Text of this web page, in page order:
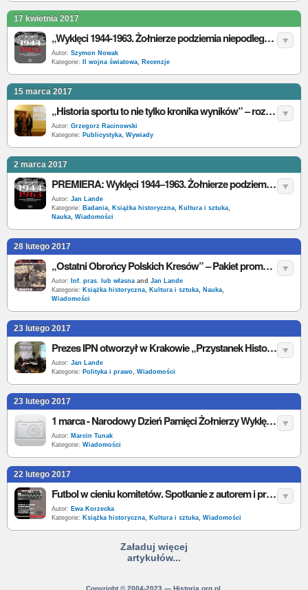
17 kwietnia 2017
„Wyklęci 1944-1963. Żołnierze podziemia niepodległościowego w latach 1944-1963” – pod red. K. Krajewskiego i T. Łabuszewskiego – recenzja
Autor: Szymon Nowak
Kategorie:
II wojna światowa, Recenzje
15 marca 2017
„Historia sportu to nie tylko kronika wyników” – rozmowa z Ryszardem Stefanikiem
Autor: Grzegorz Racinowski
Kategorie: Publicystyka, Wywiady
2 marca 2017
PREMIERA: Wyklęci 1944–1963. Żołnierze podziemia niepodległościowego w latach 1944–1963
Autor: Jan Lande
Kategorie: Badania, Książka historyczna, Kultura i sztuka,
Nauka, Wiadomości
28 lutego 2017
„Ostatni Obrońcy Polskich Kresów” – Pakiet promocyjny IPN wydany w związku z Narodowym Dniem Pamięci Żołnierzy Wyklętych
Autor: Inf. pras. lub własna and Jan Lande
Kategorie: Książka historyczna, Kultura i sztuka, Nauka,
Wiadomości
23 lutego 2017
Prezes IPN otworzył w Krakowie „Przystanek Historia”
Autor: Jan Lande
Kategorie: Polityka i prawo, Wiadomości
23 lutego 2017
1 marca - Narodowy Dzień Pamięci Żołnierzy Wyklętych. Sprawdź jak będzie obchodzony w Twoim mieście
Autor: Marcin Tunak
Kategorie: Wiadomości
22 lutego 2017
Futbol w cieniu komitetów. Spotkanie z autorem i promocja książki
Autor: Ewa Korzecka
Kategorie: Książka historyczna, Kultura i sztuka, Wiadomości
Załaduj więcej
artykułów...
Copyright © 2004-2023 — Historia.org.pl.